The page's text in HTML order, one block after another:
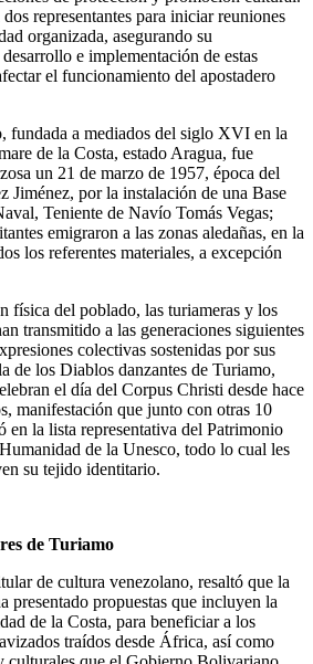
representantes para iniciar reuniones
organizada, asegurando su
e implementación de estas
el funcionamiento del apostadero
fundada a mediados del siglo XVI en la
de la Costa, estado Aragua, fue
un 21 de marzo de 1957, época del
Jiménez, por la instalación de una Base
Teniente de Navío Tomás Vegas;
emigraron a las zonas aledañas, en la
los referentes materiales, a excepción
física del poblado, las turiameras y los
transmitido a las generaciones siguientes
colectivas sostenidas por sus
de los Diablos danzantes de Turiamo,
el día del Corpus Christi desde hace
manifestación que junto con otras 10
en la lista representativa del Patrimonio
de la Unesco, todo lo cual les
su tejido identitario.
de Turiamo
de cultura venezolano, resaltó que la
presentado propuestas que incluyen la
de la Costa, para beneficiar a los
traídos desde África, así como